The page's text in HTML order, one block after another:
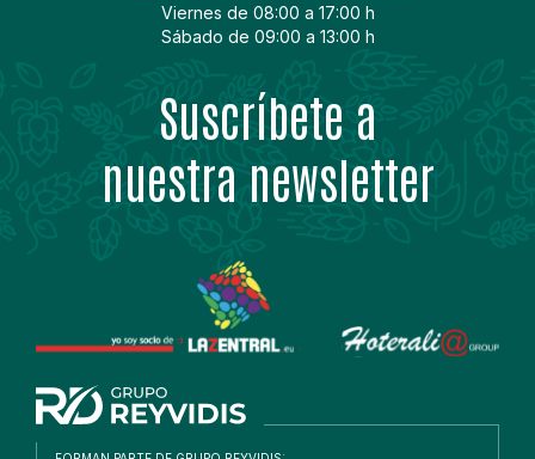
Viernes de 08:00 a 17:00 h
Sábado de 09:00 a 13:00 h
Suscríbete a
nuestra newsletter